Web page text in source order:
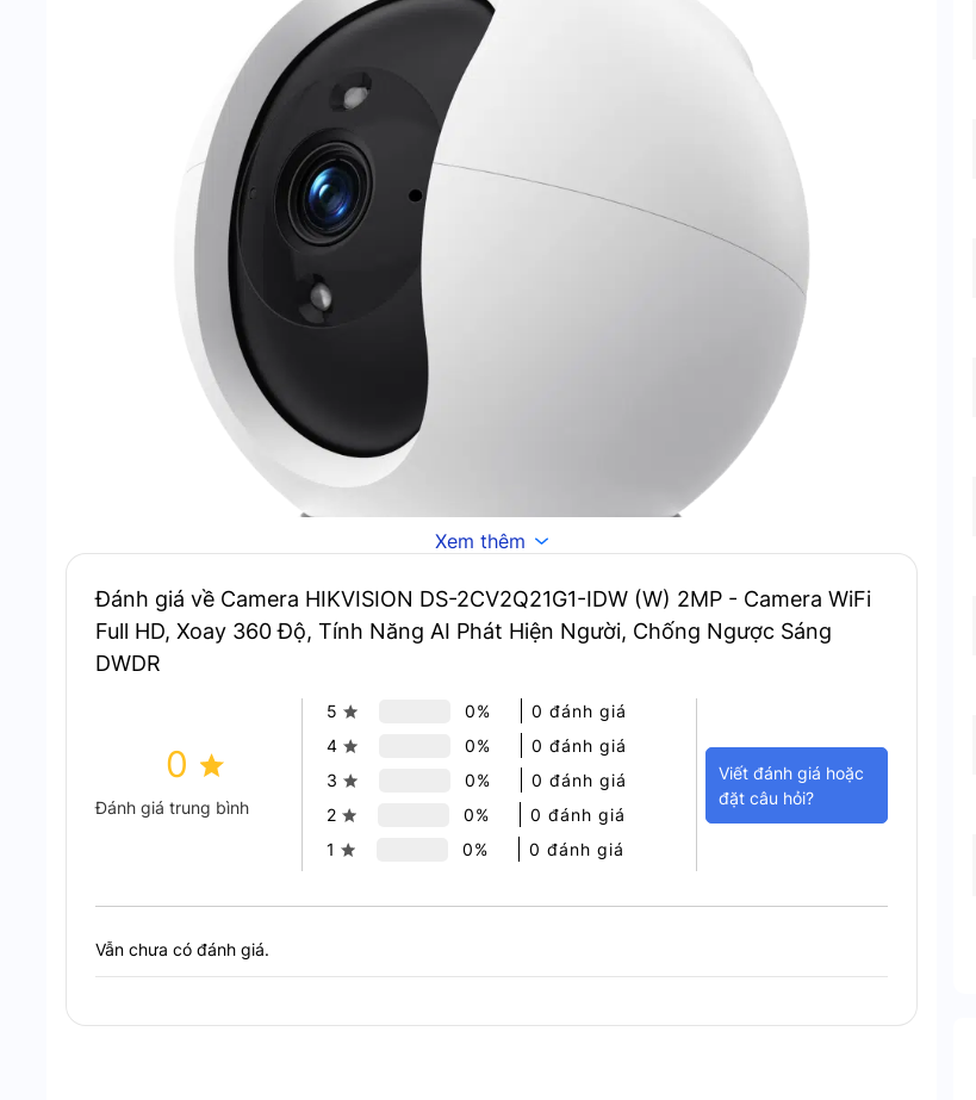
DS-2CV2Q21G1-IDW (W) là giải pháp giám sát không dây chất lượng cao
Chất Lượng Hình Ảnh và Audio
Camera sử dụng cảm biến CMOS cỡ 1/3″ với độ phân giải tối đa 1920 × 1080 (Full HD). Ống
Xem thêm
Đánh giá về Camera HIKVISION DS-2CV2Q21G1-IDW (W) 2MP - Camera WiFi
Full HD, Xoay 360 Độ, Tính Năng AI Phát Hiện Người, Chống Ngược Sáng
DWDR
0
Đánh giá trung bình
5 0%
0 đánh giá
4
0%
0 đánh giá
3
0%
0 đánh giá
2
0%
0 đánh giá
1
0% 0 đánh giá
Viết đánh giá hoặc
đặt câu hỏi?
Vẫn chưa có đánh giá.